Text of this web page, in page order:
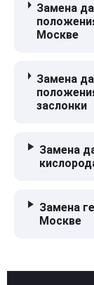
Замена
Москве
Замена
заслонки
Замена
Замена
Москве